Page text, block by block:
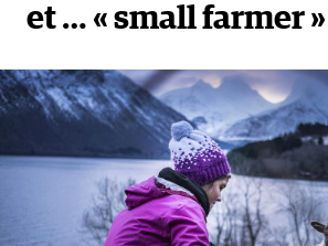
et … « small farmer »